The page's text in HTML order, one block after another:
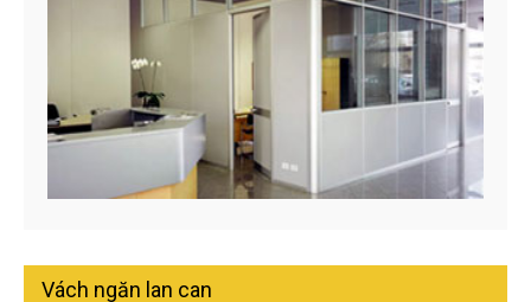
Vách ngăn lan can